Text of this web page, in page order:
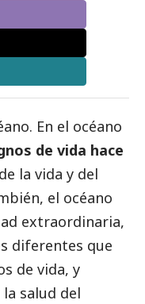
En el océano
de vida hace
la vida y del
el océano
extraordinaria,
diferentes que
de vida, y
salud del